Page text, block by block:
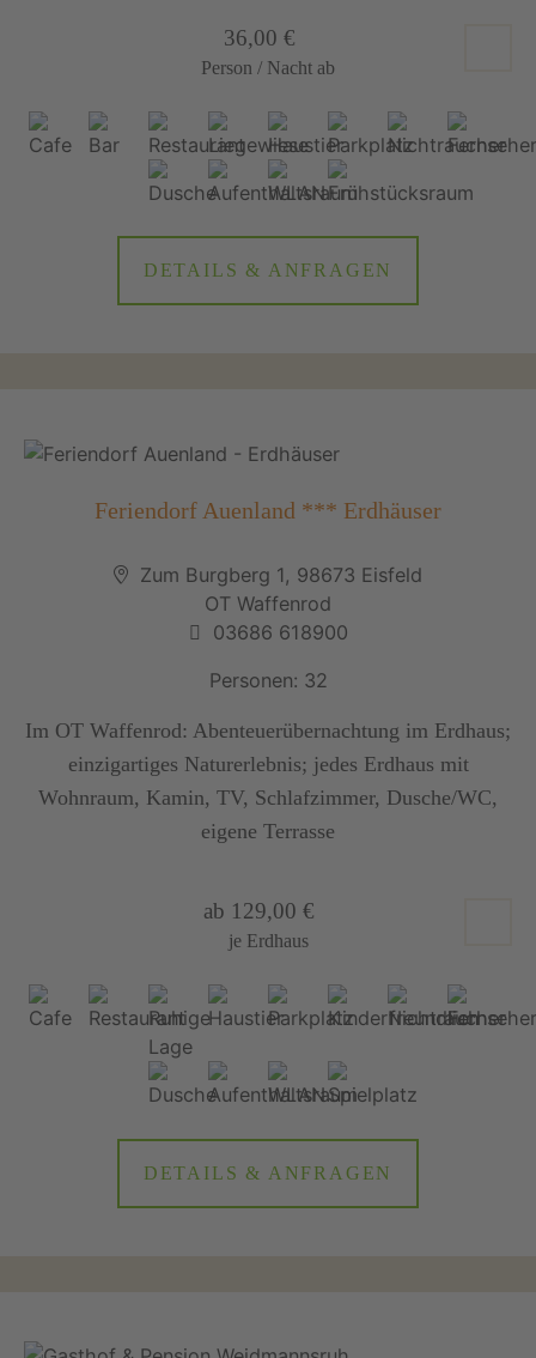
36,00 €
Person / Nacht ab
DETAILS & ANFRAGEN
Feriendorf Auenland *** Erdhäuser
Zum Burgberg 1, 98673 Eisfeld
OT Waffenrod
03686 618900
Personen: 32
Im OT Waffenrod: Abenteuerübernachtung im Erdhaus;
einzigartiges Naturerlebnis; jedes Erdhaus mit
Wohnraum, Kamin, TV, Schlafzimmer, Dusche/WC,
eigene Terrasse
ab 129,00 €
je Erdhaus
DETAILS & ANFRAGEN